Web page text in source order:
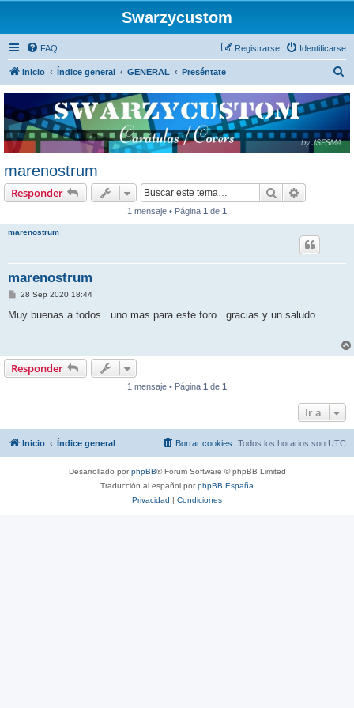
Swarzycustom
FAQ Identificarse
Registrarse
Inicio Índice general GENERAL Preséntate
c
marenostrum
Responder Buscar
1 mensaje • Página 1 de 1
marenostrum
marenostrum
M
n
28 Sep 2020 18:44
Muy buenas a todos...uno mas para este foro...gracias y un saludo
Responder
1 mensaje • Página 1 de 1
Ir a
Inicio Índice general Todos los horarios son UTC
Borrar cookies
Desarrollado porphpBB® Forum Software © phpBB Limited
Traducción al español porphpBB España
Privacidad | Condiciones